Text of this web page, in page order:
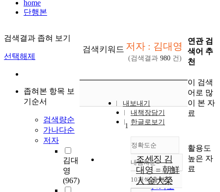
home
단행본
검색결과 좁혀 보기
선택해제
좁혀본 항목 보
기순서
검색량순
가나다순
저자
김대
영
(967)
검색키워드 저자 : 김대영
(검색결과 980 건)
내보내기
내책장담기
한글로보기
정확도순
정확도
순
인기도
내림차순
내림차순
10개씩 출력
1
조센징 김
대영 = 朝鮮
人 金大榮
연관 검
색어 추
천
이 검색
어로 많
이 본 자
료
활용도
높은 자
료